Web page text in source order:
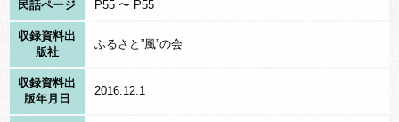
民話ページ P55 〜 P55
収録資料出
版社
ふるさと”風”の会
収録資料出
版年月日
2016.12.1